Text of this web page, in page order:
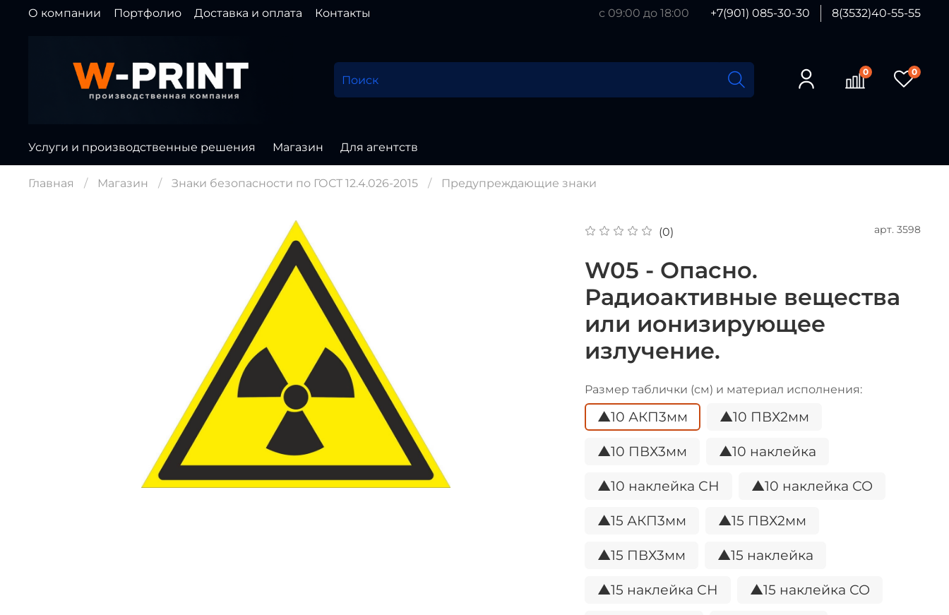
О компании Портфолио Доставка и оплата Контакты с 09:00 до 18:00 +7(901) 085-30-30 8(3532)40-55-55
0 0
Услуги и производственные решения Магазин Для агентств
Главная Магазин Знаки безопасности по ГОСТ 12.4.026-2015 Предупреждающие знаки
(0) арт. 3598
W05 - Опасно.
Радиоактивные вещества
или ионизирующее
излучение.
Размер таблички (см) и материал исполнения:
▲10 АКП3мм ▲10 ПВХ2мм
▲10 ПВХ3мм ▲10 наклейка
▲10 наклейка СН ▲10 наклейка СО
▲15 АКП3мм ▲15 ПВХ2мм
▲15 ПВХ3мм ▲15 наклейка
▲15 наклейка СН ▲15 наклейка СО